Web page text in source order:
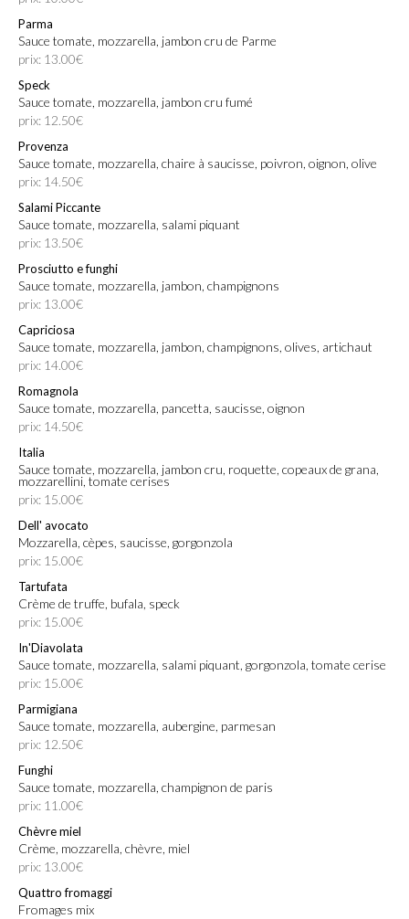
Parma
Sauce tomate, mozzarella, jambon cru de Parme
prix: 13.00€
Speck
Sauce tomate, mozzarella, jambon cru fumé
prix: 12.50€
Provenza
Sauce tomate, mozzarella, chaire à saucisse, poivron, oignon, olive
prix: 14.50€
Salami Piccante
Sauce tomate, mozzarella, salami piquant
prix: 13.50€
Prosciutto e funghi
Sauce tomate, mozzarella, jambon, champignons
prix: 13.00€
Capriciosa
Sauce tomate, mozzarella, jambon, champignons, olives, artichaut
prix: 14.00€
Romagnola
Sauce tomate, mozzarella, pancetta, saucisse, oignon
prix: 14.50€
Italia
Sauce tomate, mozzarella, jambon cru, roquette, copeaux de grana,
mozzarellini, tomate cerises
prix: 15.00€
Dell' avocato
Mozzarella, cèpes, saucisse, gorgonzola
prix: 15.00€
Tartufata
Crème de truffe, bufala, speck
prix: 15.00€
In'Diavolata
Sauce tomate, mozzarella, salami piquant, gorgonzola, tomate cerise
prix: 15.00€
Parmigiana
Sauce tomate, mozzarella, aubergine, parmesan
prix: 12.50€
Funghi
Sauce tomate, mozzarella, champignon de paris
prix: 11.00€
Chèvre miel
Crème, mozzarella, chèvre, miel
prix: 13.00€
Quattro fromaggi
Fromages mix